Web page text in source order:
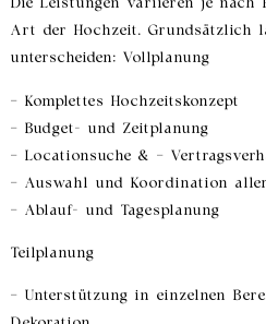
Art der Hochzeit. Grundsätzlich
unterscheiden: Vollplanung
– Komplettes Hochzeitskonzept
– Budget- und Zeitplanung
– Locationsuche & –
– Auswahl und Koordination
– Ablauf- und Tagesplanung
Teilplanung
– Unterstützung in einzelnen